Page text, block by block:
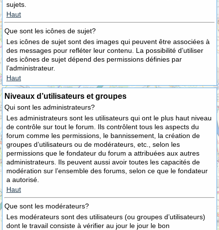
sujets.
Haut
Que sont les icônes de sujet?
Les icônes de sujet sont des images qui peuvent être associées à
des messages pour refléter leur contenu. La possibilité d’utiliser
des icônes de sujet dépend des permissions définies par
l’administrateur.
Haut
Niveaux d’utilisateurs et groupes
Qui sont les administrateurs?
Les administrateurs sont les utilisateurs qui ont le plus haut niveau
de contrôle sur tout le forum. Ils contrôlent tous les aspects du
forum comme les permissions, le bannissement, la création de
groupes d’utilisateurs ou de modérateurs, etc., selon les
permissions que le fondateur du forum a attribuées aux autres
administrateurs. Ils peuvent aussi avoir toutes les capacités de
modération sur l’ensemble des forums, selon ce que le fondateur
a autorisé.
Haut
Que sont les modérateurs?
Les modérateurs sont des utilisateurs (ou groupes d’utilisateurs)
dont le travail consiste à vérifier au jour le jour le bon